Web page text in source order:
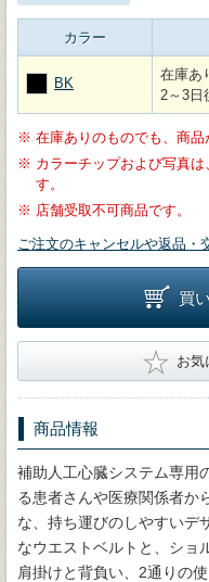
カラー
BK
在庫あ
2～3日
※ 在庫ありのものでも、商品
※ カラーチップおよび写真
す。
※ 店舗受取不可商品です。
ご注文のキャンセルや返品・
買
★ お気
商品情報
補助人工心臓システム専用
る患者さんや医療関係者か
な、持ち運びのしやすいデ
なウエストベルトと、ショ
肩掛けと背負い、2通りの